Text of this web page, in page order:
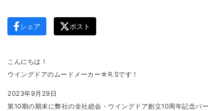
シェア ポスト
こんにちは！
ウイングドアのムードメーカー☆R.Sです！
2023年9月29日
第10期の期末に弊社の全社総会・ウイングドア創立10周年記念パー